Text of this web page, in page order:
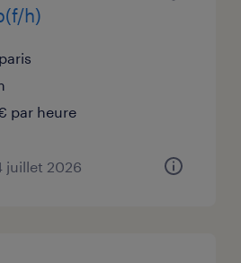
h)
par heure
juillet 2026